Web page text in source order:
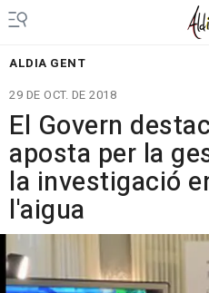
ALDIA GENT
29 DE OCT. DE 2018
El Govern
aposta per la
la investigació
l'aigua